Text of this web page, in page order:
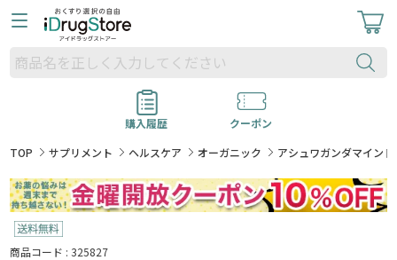
購入履歴
クーポン
TOP
サプリメント ヘルスケア オーガニック アシュワガンダマイン
商品コード : 325827